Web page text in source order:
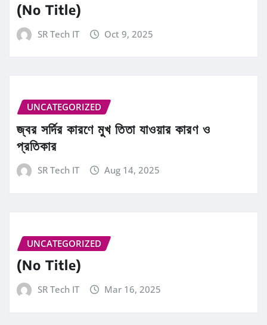
(No Title)
SR Tech IT Oct 9, 2025
UNCATEGORIZED
জ্বর সর্দির কারণে মুখ তিতা যাওয়ার কারণ ও
প্রতিকার
SR Tech IT Aug 14, 2025
UNCATEGORIZED
(No Title)
SR Tech IT Mar 16, 2025